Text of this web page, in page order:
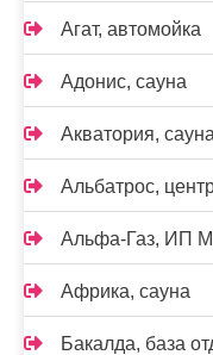
Агат, автомойка
Адонис, сауна
Акватория, сауна
Альбатрос,
Альфа-Газ, ИП
Африка, сауна
Бакалда, база